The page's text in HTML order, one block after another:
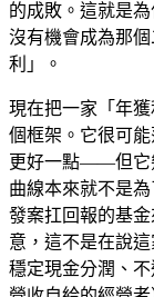
的成敗。這就是
沒有機會成為那
利」。
現在把一家「年
個框架。它很可
更好一點——但它
曲線本來就不是
發案扛回報的基
意，這不是在說
穩定現金分潤、